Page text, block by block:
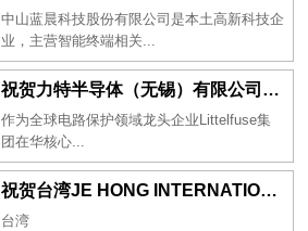
中山蓝晨科技股份有限公司是本土高新科技企
业，主营智能终端相关...
祝贺力特半导体（无锡）有限公司2026年一次性成功通过RBA-VAP认证审核并取得170.2分
作为全球电路保护领域龙头企业Littelfuse集
团在华核心...
祝贺台湾JE HONG INTERNATIONAL TEXTILE CO., LTD 2026年一次性成功通过GRS认证
台湾